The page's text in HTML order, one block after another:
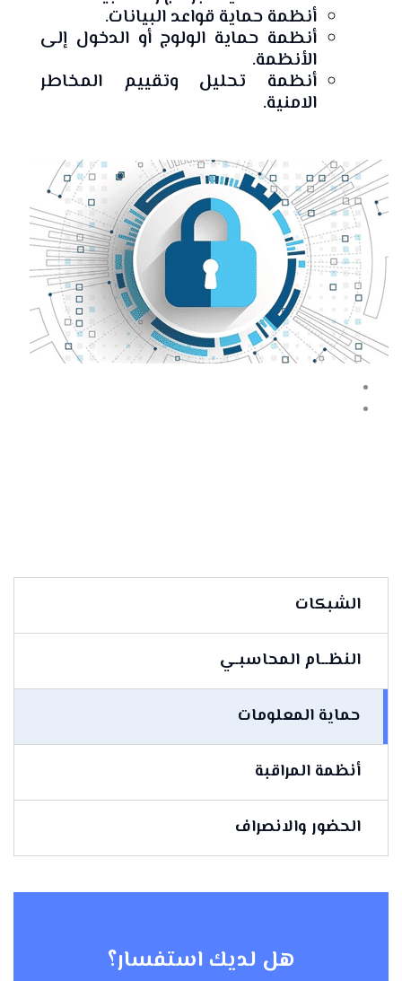
أنظمة حماية قواعد البيانات.
أنظمة حماية الولوج أو الدخول إلى
الأنظمة.
أنظمة تحليل وتقييم المخاطر
الامنية.
الشبكات
النظــام المحاسبـي
حماية المعلومات
أنظمة المراقبة
الحضور والانصراف
هل لديك استفسار؟